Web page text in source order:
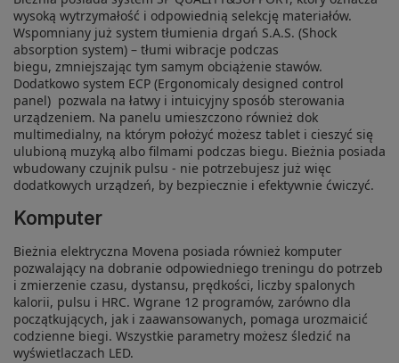
wysoką wytrzymałość i odpowiednią selekcję materiałów.
Wspomniany już system tłumienia drgań S.A.S. (Shock
absorption system) – tłumi wibracje podczas
biegu, zmniejszając tym samym obciążenie stawów.
Dodatkowo system ECP (Ergonomicaly designed control
panel) pozwala na łatwy i intuicyjny sposób sterowania
urządzeniem. Na panelu umieszczono również dok
multimedialny, na którym położyć możesz tablet i cieszyć się
ulubioną muzyką albo filmami podczas biegu. Bieżnia posiada
wbudowany czujnik pulsu - nie potrzebujesz już więc
dodatkowych urządzeń, by bezpiecznie i efektywnie ćwiczyć.
Komputer
Bieżnia elektryczna Movena posiada również komputer
pozwalający na dobranie odpowiedniego treningu do potrzeb
i zmierzenie czasu, dystansu, prędkości, liczby spalonych
kalorii, pulsu i HRC. Wgrane 12 programów, zarówno dla
początkujących, jak i zaawansowanych, pomaga urozmaicić
codzienne biegi. Wszystkie parametry możesz śledzić na
wyświetlaczach LED.